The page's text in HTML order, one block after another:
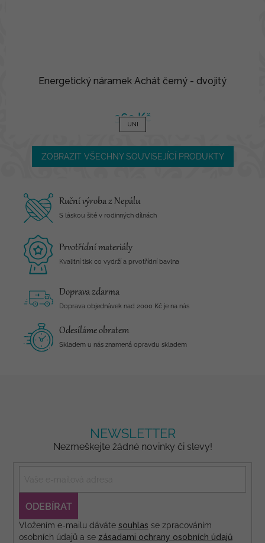
Energetický náramek Achát černý - dvojitý
360 Kč
UNI
ZOBRAZIT VŠECHNY SOUVISEJÍCÍ PRODUKTY
Ruční výroba z Nepálu
S láskou šité v rodinných dílnách
Prvotřídní materiály
Kvalitní tisk co vydrží a prvotřídní bavlna
Doprava zdarma
Doprava objednávek nad 2000 Kč je na nás
Odesíláme obratem
Skladem u nás znamená opravdu skladem
NEWSLETTER
Nezmeškejte žádné novinky či slevy!
PŘIHLÁSIT
SE
Vložením e-mailu dáváte souhlas se zpracováním
osobních údajů a se zásadami ochrany osobních údajů